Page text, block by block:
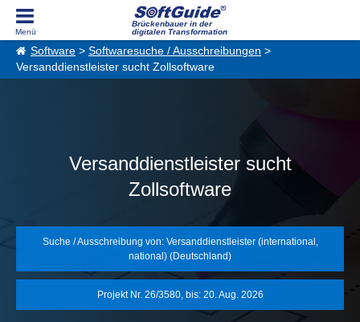
Brückenbauer in der
digitalen Transformation
Software > Softwaresuche / Ausschreibungen >
Versanddienstleister sucht Zollsoftware
Versanddienstleister sucht
Zollsoftware
Suche / Ausschreibung von: Versanddienstleister (international,
national) (Deutschland)
Projekt Nr. 26/3580, bis: 20. Aug. 2026